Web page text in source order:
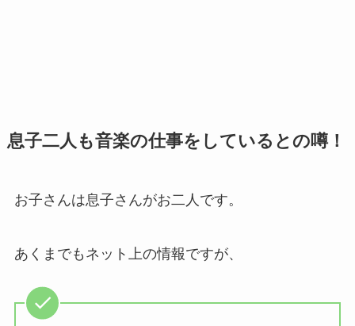
息子二人も音楽の仕事をしているとの噂！
お子さんは息子さんがお二人です。
あくまでもネット上の情報ですが、